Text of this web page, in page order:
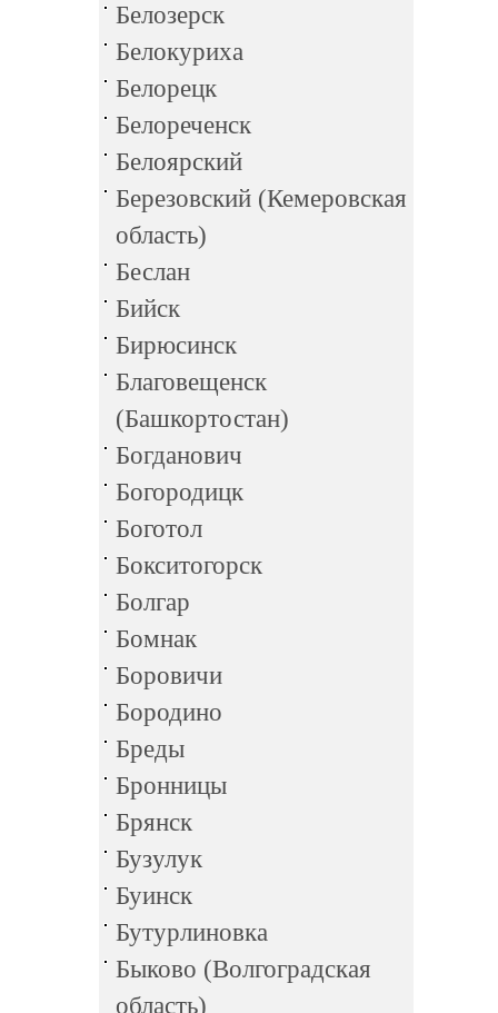
Белозерск
Белокуриха
Белорецк
Белореченск
Белоярский
Березовский (Кемеровская
область)
Беслан
Бийск
Бирюсинск
Благовещенск
(Башкортостан)
Богданович
Богородицк
Боготол
Бокситогорск
Болгар
Бомнак
Боровичи
Бородино
Бреды
Бронницы
Брянск
Бузулук
Буинск
Бутурлиновка
Быково (Волгоградская
область)